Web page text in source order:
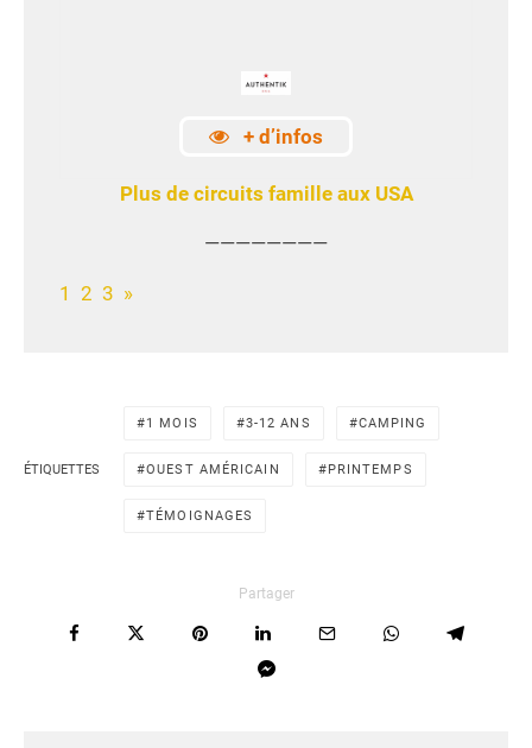
+ d’infos
Plus de circuits famille aux USA
————————
1 2 3 »
ÉTIQUETTES
1 MOIS 3-12 ANS CAMPING
OUEST AMÉRICAIN PRINTEMPS
TÉMOIGNAGES
Partager